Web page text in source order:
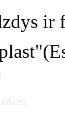
ir